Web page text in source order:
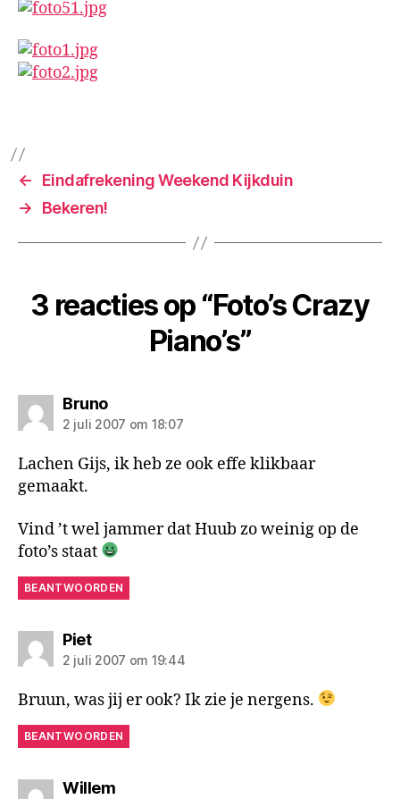
←
Eindafrekening Weekend Kijkduin
→
Bekeren!
3 reacties op “Foto’s Crazy
Piano’s”
Brunozegt:
2 juli 2007 om 18:07
Lachen Gijs, ik heb ze ook effe klikbaar
gemaakt.
Vind ’t wel jammer dat Huub zo weinig op de
foto’s staat
BEANTWOORDEN
Pietzegt:
2 juli 2007 om 19:44
Bruun, was jij er ook? Ik zie je nergens.
BEANTWOORDEN
Willemzegt: